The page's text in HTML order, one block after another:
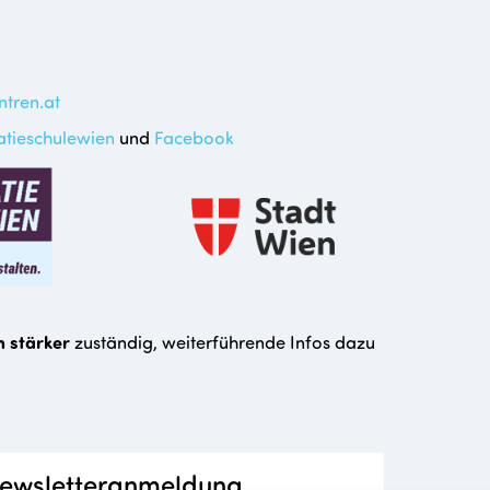
und Facebook
stärkerzuständig, weiterführende Infos dazu